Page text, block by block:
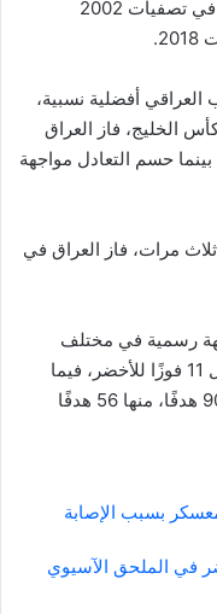
1994 بنتيجة 1-1، ويعود التفوق السعودي في تصفيات 2002
أفضلية نسبية،
بطولات كأس الخليج، فاز العراق
للأخضر، بينما حسم التعادل مواجهة
مرات، فاز العراق في
جمعت المنتخبين 37 مواجهة رسمية في مختلف
البطولات، فاز العراق في 17 مباراة، مقابل 11 فوزًا للأخضر، فيما
انتهت 9 مباريات بالتعادل، وسُجل خلالها 90 هدفًا، منها 56 هدفًا
بسبب الإصابة
في الملحق الآسيوي